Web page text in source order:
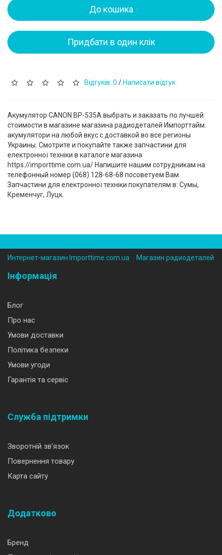
До кошика
Придбати в один клік
Відгуків: 0 / Написати відгук
Акумулятор CANON BP-535A выбрать и заказать по лучшей
стоимости в магазине магазина радиодеталей Импорттайм.
акумулятори на любой вкус с доставкой во все регионы
Украины. Смотрите и покупайте также запчастини для
електронної техніки в каталоге магазина
https://importtime.com.ua/ Напишите нашим сотрудникам на
телефонный номер (‎068) 128-68-68 посоветуем Вам
Запчастини для електронної техніки покупателям в: Сумы,
Кременчуг, Луцк.
Интернет-магазин Importtime.com.ua Магазин радиодеталей
Інформація
Блог
Про нас
Умови доставки
Політика безпеки
Умови угоди
Гарантія та сервіс
Служба підтримки
Зворотній зв’язок
Повернення товару
Карта сайту
Додатково
Бренд